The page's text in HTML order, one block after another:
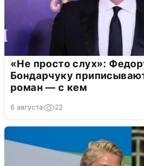
«Не просто слух»:
Бондарчуку
роман — с кем
6 августа 22